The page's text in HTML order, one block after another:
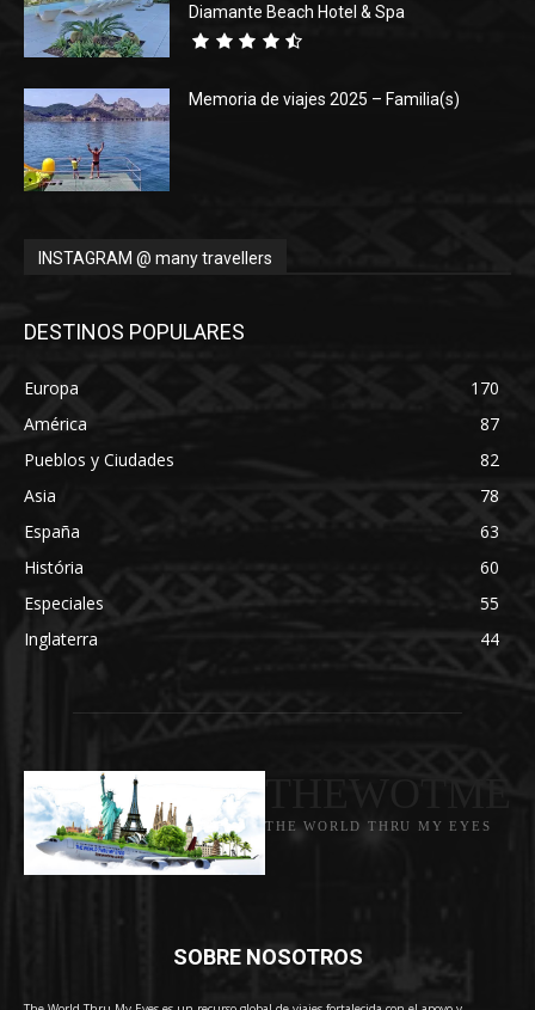
Diamante Beach Hotel & Spa
Memoria de viajes 2025 – Familia(s)
INSTAGRAM @ many travellers
DESTINOS POPULARES
Europa
170
América
87
Pueblos y Ciudades
82
Asia
78
España
63
História
60
Especiales
55
Inglaterra
44
THE WORLD THRU MY EYES
SOBRE NOSOTROS